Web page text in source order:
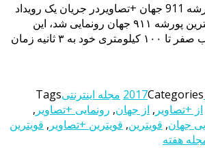
رونمایی از قویترین پورشه 911 جهان +تصاویردر جریان یک رویداد
بازی در امریکا، از قویترین پورشه ۹۱۱ جهان رونمایی شد، این
خودرو برای برای شتاب صفر تا ۱۰۰ کیلومتری خود به ۳ ثانیه زمان
Categories مجله اینترنتیTags
از +تصاویر , از جهان, رونمایی +تصاویر ,
جهان, قویترین, قویترین +تصاویر , قویترین
هفته